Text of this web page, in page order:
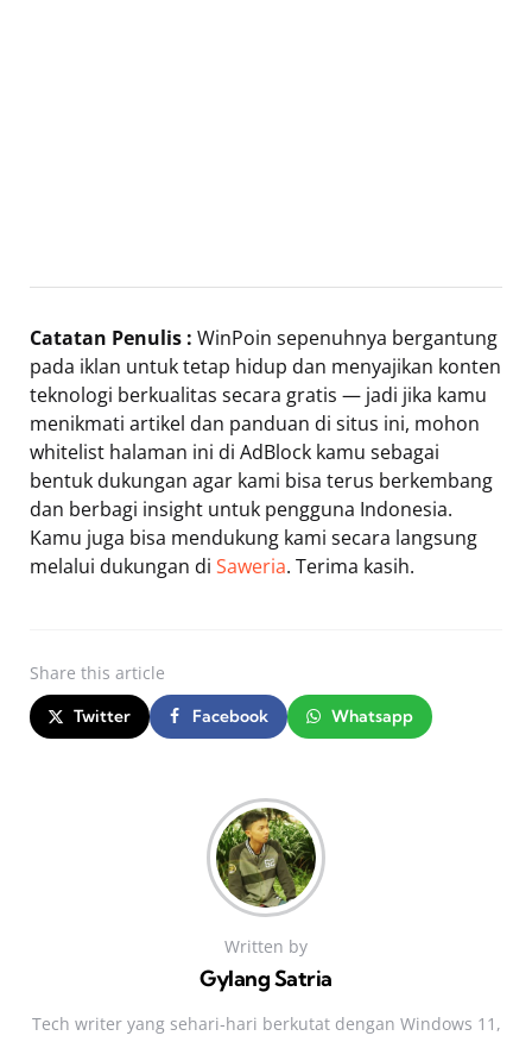
Catatan Penulis : WinPoin sepenuhnya bergantung
pada iklan untuk tetap hidup dan menyajikan konten
teknologi berkualitas secara gratis — jadi jika kamu
menikmati artikel dan panduan di situs ini, mohon
whitelist halaman ini di AdBlock kamu sebagai
bentuk dukungan agar kami bisa terus berkembang
dan berbagi insight untuk pengguna Indonesia.
Kamu juga bisa mendukung kami secara langsung
melalui dukungan di Saweria. Terima kasih.
Share this article
Twitter Facebook Whatsapp
Written by
Gylang Satria
Tech writer yang sehari‑hari berkutat dengan Windows 11,